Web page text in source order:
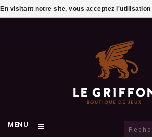
MENU
En visitant notre site, vous acceptez